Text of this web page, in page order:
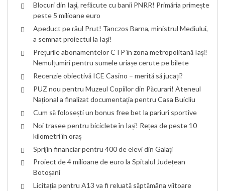
Blocuri din Iași, refăcute cu banii PNRR! Primăria primește
peste 5 milioane euro
Apeduct pe râul Prut! Tanczos Barna, ministrul Mediului,
a semnat proiectul la Iași!
Prețurile abonamentelor CTP în zona metropolitană Iași!
Nemulțumiri pentru sumele uriașe cerute pe bilete
Recenzie obiectivă ICE Casino – merită să jucați?
PUZ nou pentru Muzeul Copiilor din Păcurari! Ateneul
Național a finalizat documentația pentru Casa Buicliu
Cum să folosești un bonus free bet la pariuri sportive
Noi trasee pentru biciclete în Iași! Rețea de peste 10
kilometri în oraș
Sprijin financiar pentru 400 de elevi din Galați
Proiect de 4 milioane de euro la Spitalul Județean
Botoșani
Licitația pentru A13 va fi reluată săptămâna viitoare